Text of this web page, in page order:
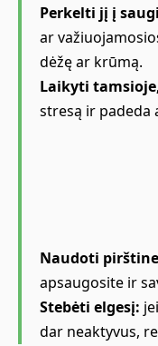
Perkelti jį į
ar
dėžę ar krūmą.
Laikyti
stresą ir padeda
Naudoti
apsaugosite ir
Stebėti elgesį:
dar neaktyvus,